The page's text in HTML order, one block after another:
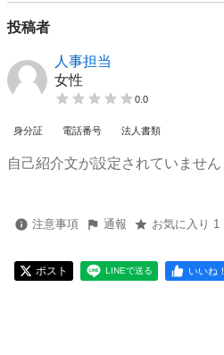
投稿者
人事担当
女性
0.0
身分証 電話番号 法人書類
自己紹介文が設定されていません
注意事項 通報 お気に入り 1
ポスト LINEで送る いいね！